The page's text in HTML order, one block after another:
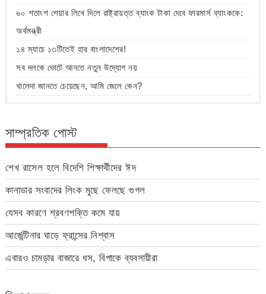
৬০ শতাংশ শেয়ার লিখে দিলে রাষ্ট্রায়ত্ত ব্যাংক টাকা দেবে ফারমার্স ব্যাংককে:
অর্থমন্ত্রী
১৪ ম্যাচে ১৩টিতেই হার বাংলাদেশের!
সব দলকে ভোটে আনতে নতুন উদ্যোগ নয়
খালেদা জানতে চেয়েছেন, আমি জেলে কেন?
সাম্প্রতিক পোস্ট
শেখ রাসেল হলে বিদেশি শিক্ষার্থীদের ঈদ
কানাডার সংবাদের লিংক মুছে ফেলছে গুগল
যেসব কারণে শ্রবণশক্তি কমে যায়
আর্জেন্টিনার ঘাড়ে ফ্রান্সের নিশ্বাস
এবারও চামড়ার বাজারে ধস, বিপাকে ব্যবসায়ীরা